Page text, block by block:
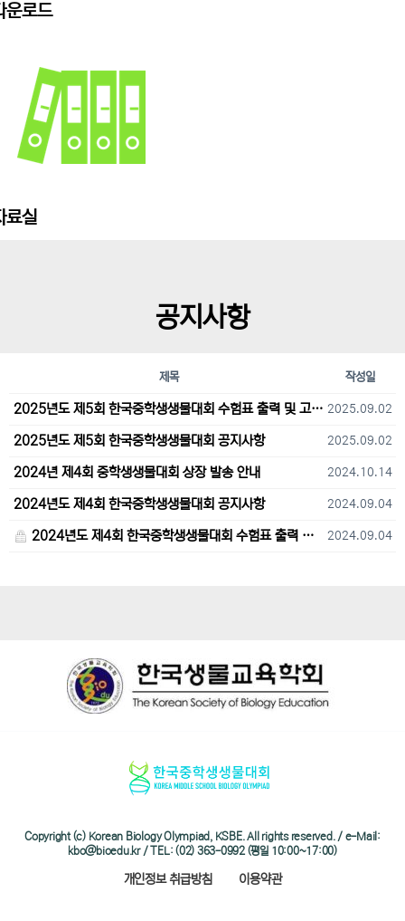
운로드
료실
공지사항
제목 작성일
2025년도 제5회 한국중학생생물대회 수험표 출력 및 고사장 오시는 길 안내 2025.09.02
2025년도 제5회 한국중학생생물대회 공지사항 2025.09.02
2024년 제4회 중학생생물대회 상장 발송 안내 2024.10.14
2024년도 제4회 한국중학생생물대회 공지사항 2024.09.04
2024년도 제4회 한국중학생생물대회 수험표 출력 및 고사장 오시는 길 안내 2024.09.04
Copyright (c) Korean Biology Olympiad, KSBE. All rights reserved. / e-Mail:
kbo@bioedu.kr / TEL: (02) 363-0992 (평일 10:00~17:00)
개인정보 취급방침 이용약관